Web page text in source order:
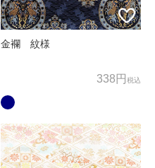
金襴 紋様
338円 税込